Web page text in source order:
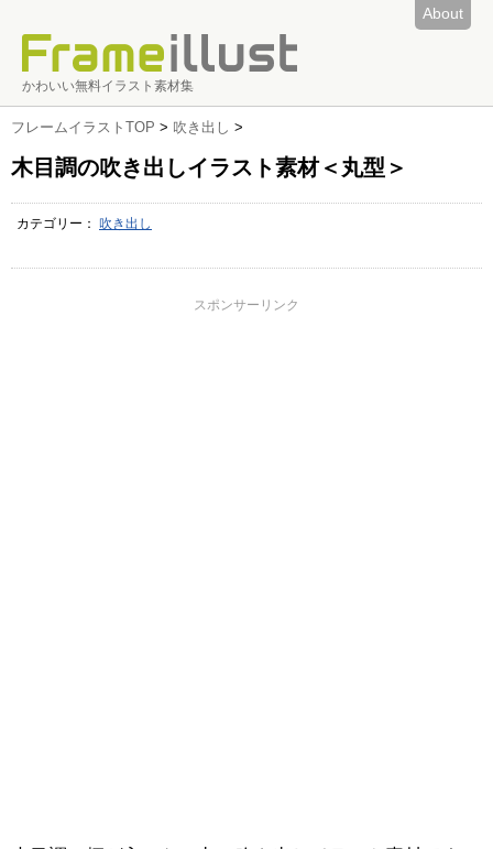
About
かわいい無料イラスト素材集
フレームイラストTOP > 吹き出し >
木目調の吹き出しイラスト素材＜丸型＞
カテゴリー： 吹き出し
スポンサーリンク